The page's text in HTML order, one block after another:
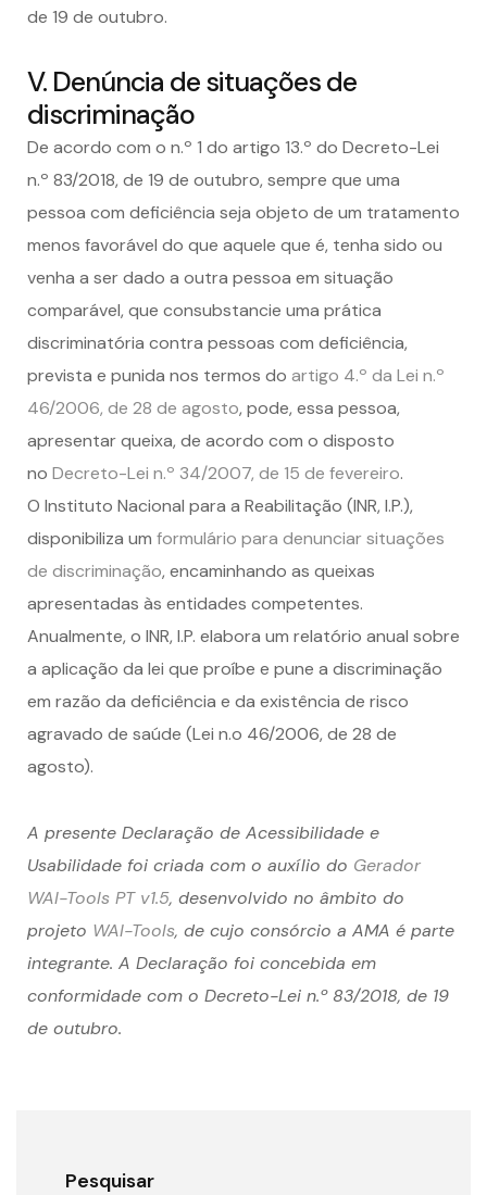
de 19 de outubro.
V. Denúncia de situações de
discriminação
De acordo com o n.º 1 do artigo 13.º do Decreto-Lei
n.º 83/2018, de 19 de outubro, sempre que uma
pessoa com deficiência seja objeto de um tratamento
menos favorável do que aquele que é, tenha sido ou
venha a ser dado a outra pessoa em situação
comparável, que consubstancie uma prática
discriminatória contra pessoas com deficiência,
prevista e punida nos termos do artigo 4.º da Lei n.º
46/2006, de 28 de agosto, pode, essa pessoa,
apresentar queixa, de acordo com o disposto
no Decreto-Lei n.º 34/2007, de 15 de fevereiro.
O Instituto Nacional para a Reabilitação (INR, I.P.),
disponibiliza um formulário para denunciar situações
de discriminação, encaminhando as queixas
apresentadas às entidades competentes.
Anualmente, o INR, I.P. elabora um relatório anual sobre
a aplicação da lei que proíbe e pune a discriminação
em razão da deficiência e da existência de risco
agravado de saúde (Lei n.o 46/2006, de 28 de
agosto).
A presente Declaração de Acessibilidade e
Usabilidade foi criada com o auxílio do Gerador
WAI-Tools PT v1.5, desenvolvido no âmbito do
projeto WAI-Tools, de cujo consórcio a AMA é parte
integrante. A Declaração foi concebida em
conformidade com o Decreto-Lei n.º 83/2018, de 19
de outubro.
Pesquisar